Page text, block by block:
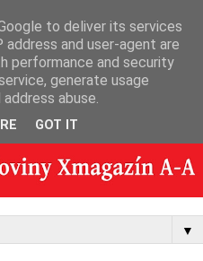
▼
to deliver its services
and user-agent are
performance and security
generate usage
abuse.
GOT IT